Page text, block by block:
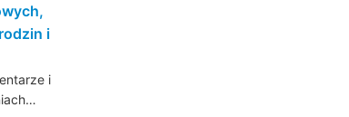
i
i